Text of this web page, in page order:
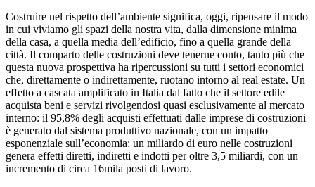
Costruire nel rispetto dell’ambiente significa, oggi, ripensare il modo
in cui viviamo gli spazi della nostra vita, dalla dimensione minima
della casa, a quella media dell’edificio, fino a quella grande della
città. Il comparto delle costruzioni deve tenerne conto, tanto più che
questa nuova prospettiva ha ripercussioni su tutti i settori economici
che, direttamente o indirettamente, ruotano intorno al real estate. Un
effetto a cascata amplificato in Italia dal fatto che il settore edile
acquista beni e servizi rivolgendosi quasi esclusivamente al mercato
interno: il 95,8% degli acquisti effettuati dalle imprese di costruzioni
è generato dal sistema produttivo nazionale, con un impatto
esponenziale sull’economia: un miliardo di euro nelle costruzioni
genera effetti diretti, indiretti e indotti per oltre 3,5 miliardi, con un
incremento di circa 16mila posti di lavoro.